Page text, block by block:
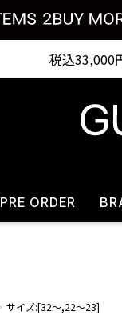
税込
PRE ORDER
サイズ:[32～,22～23]